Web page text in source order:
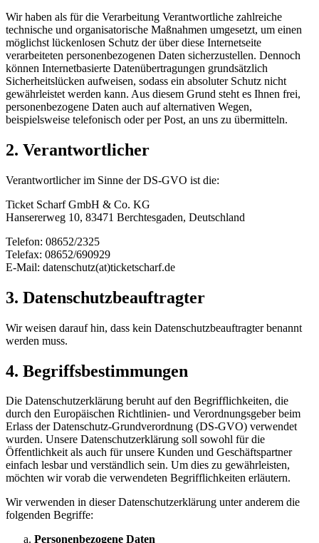
Wir haben als für die Verarbeitung Verantwortliche zahlreiche
technische und organisatorische Maßnahmen umgesetzt, um einen
möglichst lückenlosen Schutz der über diese Internetseite
verarbeiteten personenbezogenen Daten sicherzustellen. Dennoch
können Internetbasierte Datenübertragungen grundsätzlich
Sicherheitslücken aufweisen, sodass ein absoluter Schutz nicht
gewährleistet werden kann. Aus diesem Grund steht es Ihnen frei,
personenbezogene Daten auch auf alternativen Wegen,
beispielsweise telefonisch oder per Post, an uns zu übermitteln.
2. Verantwortlicher
Verantwortlicher im Sinne der DS-GVO ist die:
Ticket Scharf GmbH & Co. KG
Hansererweg 10, 83471 Berchtesgaden, Deutschland
Telefon: 08652/2325
Telefax: 08652/690929
E-Mail: datenschutz(at)ticketscharf.de
3. Datenschutzbeauftragter
Wir weisen darauf hin, dass kein Datenschutzbeauftragter benannt
werden muss.
4. Begriffsbestimmungen
Die Datenschutzerklärung beruht auf den Begrifflichkeiten, die
durch den Europäischen Richtlinien- und Verordnungsgeber beim
Erlass der Datenschutz-Grundverordnung (DS-GVO) verwendet
wurden. Unsere Datenschutzerklärung soll sowohl für die
Öffentlichkeit als auch für unsere Kunden und Geschäftspartner
einfach lesbar und verständlich sein. Um dies zu gewährleisten,
möchten wir vorab die verwendeten Begrifflichkeiten erläutern.
Wir verwenden in dieser Datenschutzerklärung unter anderem die
folgenden Begriffe:
Personenbezogene Daten